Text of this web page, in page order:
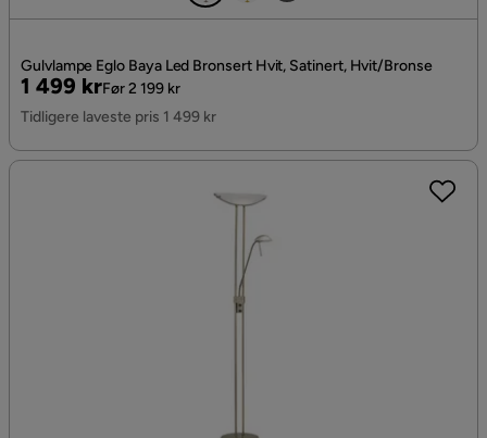
Gulvlampe Eglo Baya Led Bronsert Hvit, Satinert, Hvit/Bronse
Pris
1 499 kr
Original
Pris
Før 2 199 kr
Tidligere laveste pris 1 499 kr